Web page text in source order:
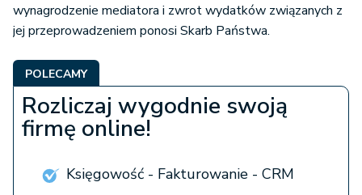
wynagrodzenie mediatora i zwrot wydatków związanych z
jej przeprowadzeniem ponosi Skarb Państwa.
POLECAMY
Rozliczaj wygodnie swoją
firmę online!
Księgowość - Fakturowanie - CRM